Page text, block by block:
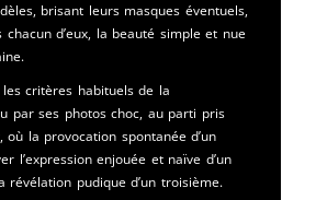
brisant leurs masques éventuels,
d’eux, la beauté simple et nue
critères habituels de la
par ses photos choc, au parti pris
la provocation spontanée d’un
l’expression enjouée et naïve d’un
révélation pudique d’un troisième.